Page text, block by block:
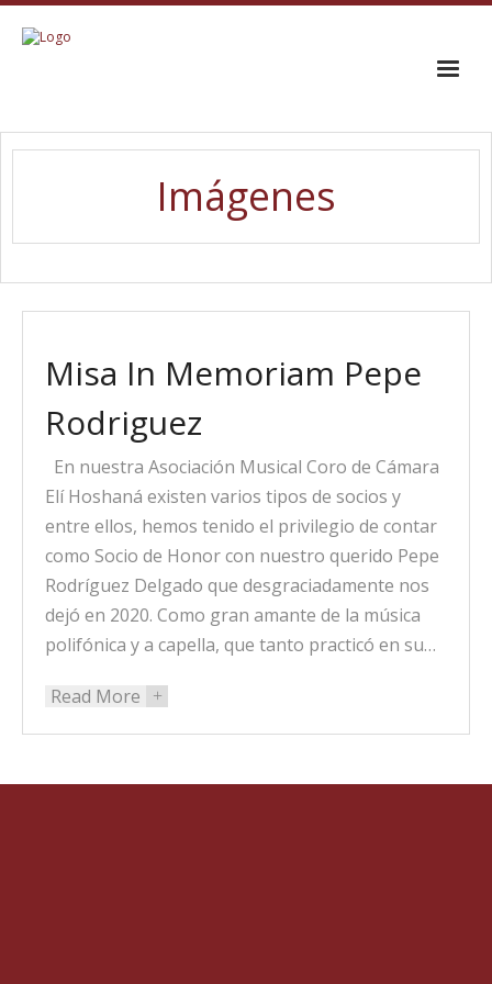
INICIO
Imágenes
Misa In Memoriam Pepe
Rodriguez
En nuestra Asociación Musical Coro de Cámara
Elí Hoshaná existen varios tipos de socios y
entre ellos, hemos tenido el privilegio de contar
como Socio de Honor con nuestro querido Pepe
Rodríguez Delgado que desgraciadamente nos
dejó en 2020. Como gran amante de la música
polifónica y a capella, que tanto practicó en su…
Read More +